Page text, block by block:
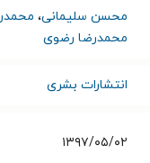
محسن سلیمانی،
محمدرضا رضوی
انتشارات بشری
۱۳۹۷/۰۵/۰۲